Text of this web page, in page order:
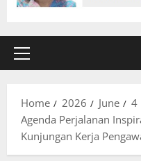
Primary
Home 2026 June
4
Agenda Perjalanan
Kunjungan Kerja